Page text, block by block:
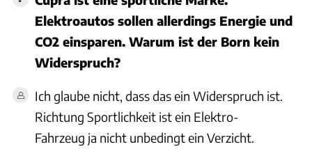
Elektroautos sollen allerdings Energie und
CO2 einsparen. Warum ist der Born kein
Widerspruch?
Ich glaube nicht, dass das ein Widerspruch ist.
Richtung Sportlichkeit ist ein Elektro-
Fahrzeug ja nicht unbedingt ein Verzicht.